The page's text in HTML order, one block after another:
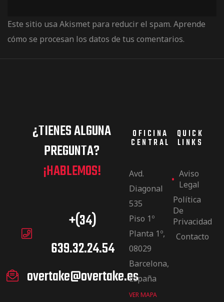
Este sitio usa Akismet para reducir el spam. Aprende
cómo se procesan los datos de tus comentarios.
¿TIENES ALGUNA
PREGUNTA?
¡HABLEMOS!
+(34)
639.32.24.54
overtake@overtake.es
OFICINA
CENTRAL
Avd.
Diagonal
535
Piso 1º
Planta 1º,
08029
Barcelona,
España
VER MAPA
QUICK
LINKS
Aviso
Legal
Política
De
Privacidad
Contacto